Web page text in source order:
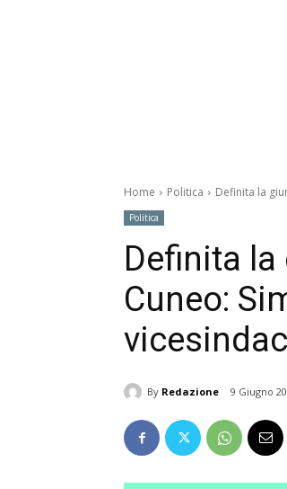
Home Politica Definita la
Politica
Definita
Cuneo:
By Redazione 9 Giugno